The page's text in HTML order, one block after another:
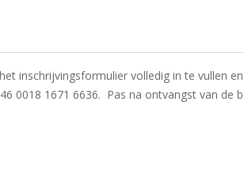
inschrijvingsformulier volledig in te vullen
0018 1671 6636. Pas na ontvangst van